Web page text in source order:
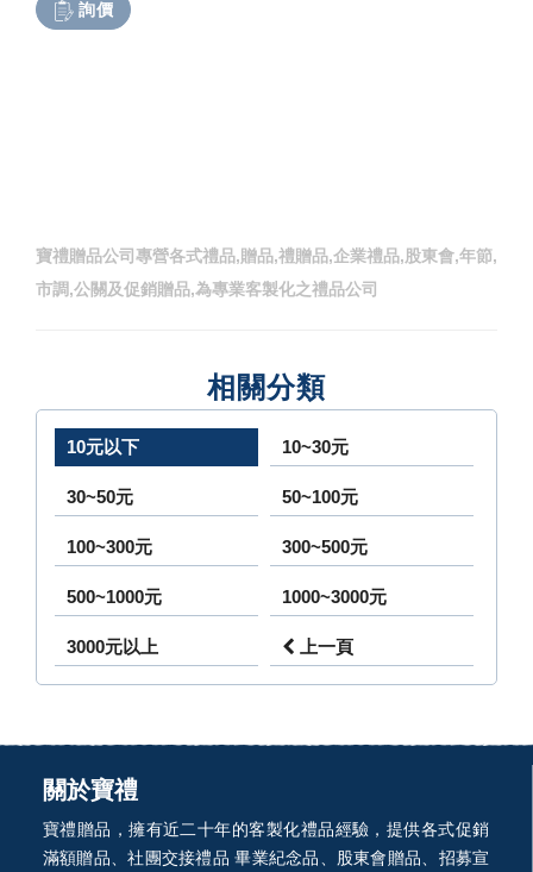
詢價
寶禮贈品公司專營各式禮品,贈品,禮贈品,企業禮品,股東會,年節,
市調,公關及促銷贈品,為專業客製化之禮品公司
相關分類
10元以下 10~30元
30~50元 50~100元
100~300元 300~500元
500~1000元 1000~3000元
3000元以上 上一頁
關於寶禮
寶禮贈品，擁有近二十年的客製化禮品經驗，提供各式促銷
滿額贈品、社團交接禮品 畢業紀念品、股東會贈品、招募宣